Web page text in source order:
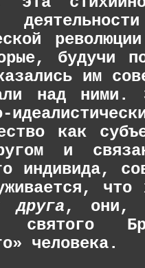
будучи
им
над ними.
как
и
индивида,
друга, они,
святого
человека.